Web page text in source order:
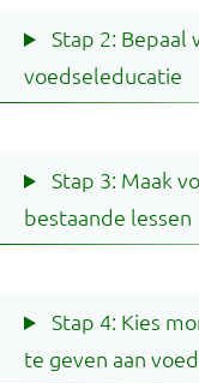
Stap 2: Bepaal
voedseleducatie
Stap 3: Maak
bestaande lessen
Stap 4: Kies
te geven aan